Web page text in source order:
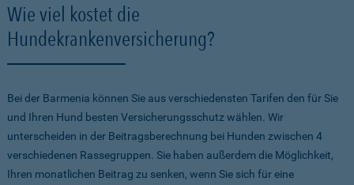
Wie viel kostet die
Hundekrankenversicherung?
Bei der Barmenia können Sie aus verschiedensten Tarifen den für Sie
und Ihren Hund besten Versicherungsschutz wählen. Wir
unterscheiden in der Beitragsberechnung bei Hunden zwischen 4
verschiedenen Rassegruppen. Sie haben außerdem die Möglichkeit,
Ihren monatlichen Beitrag zu senken, wenn Sie sich für eine